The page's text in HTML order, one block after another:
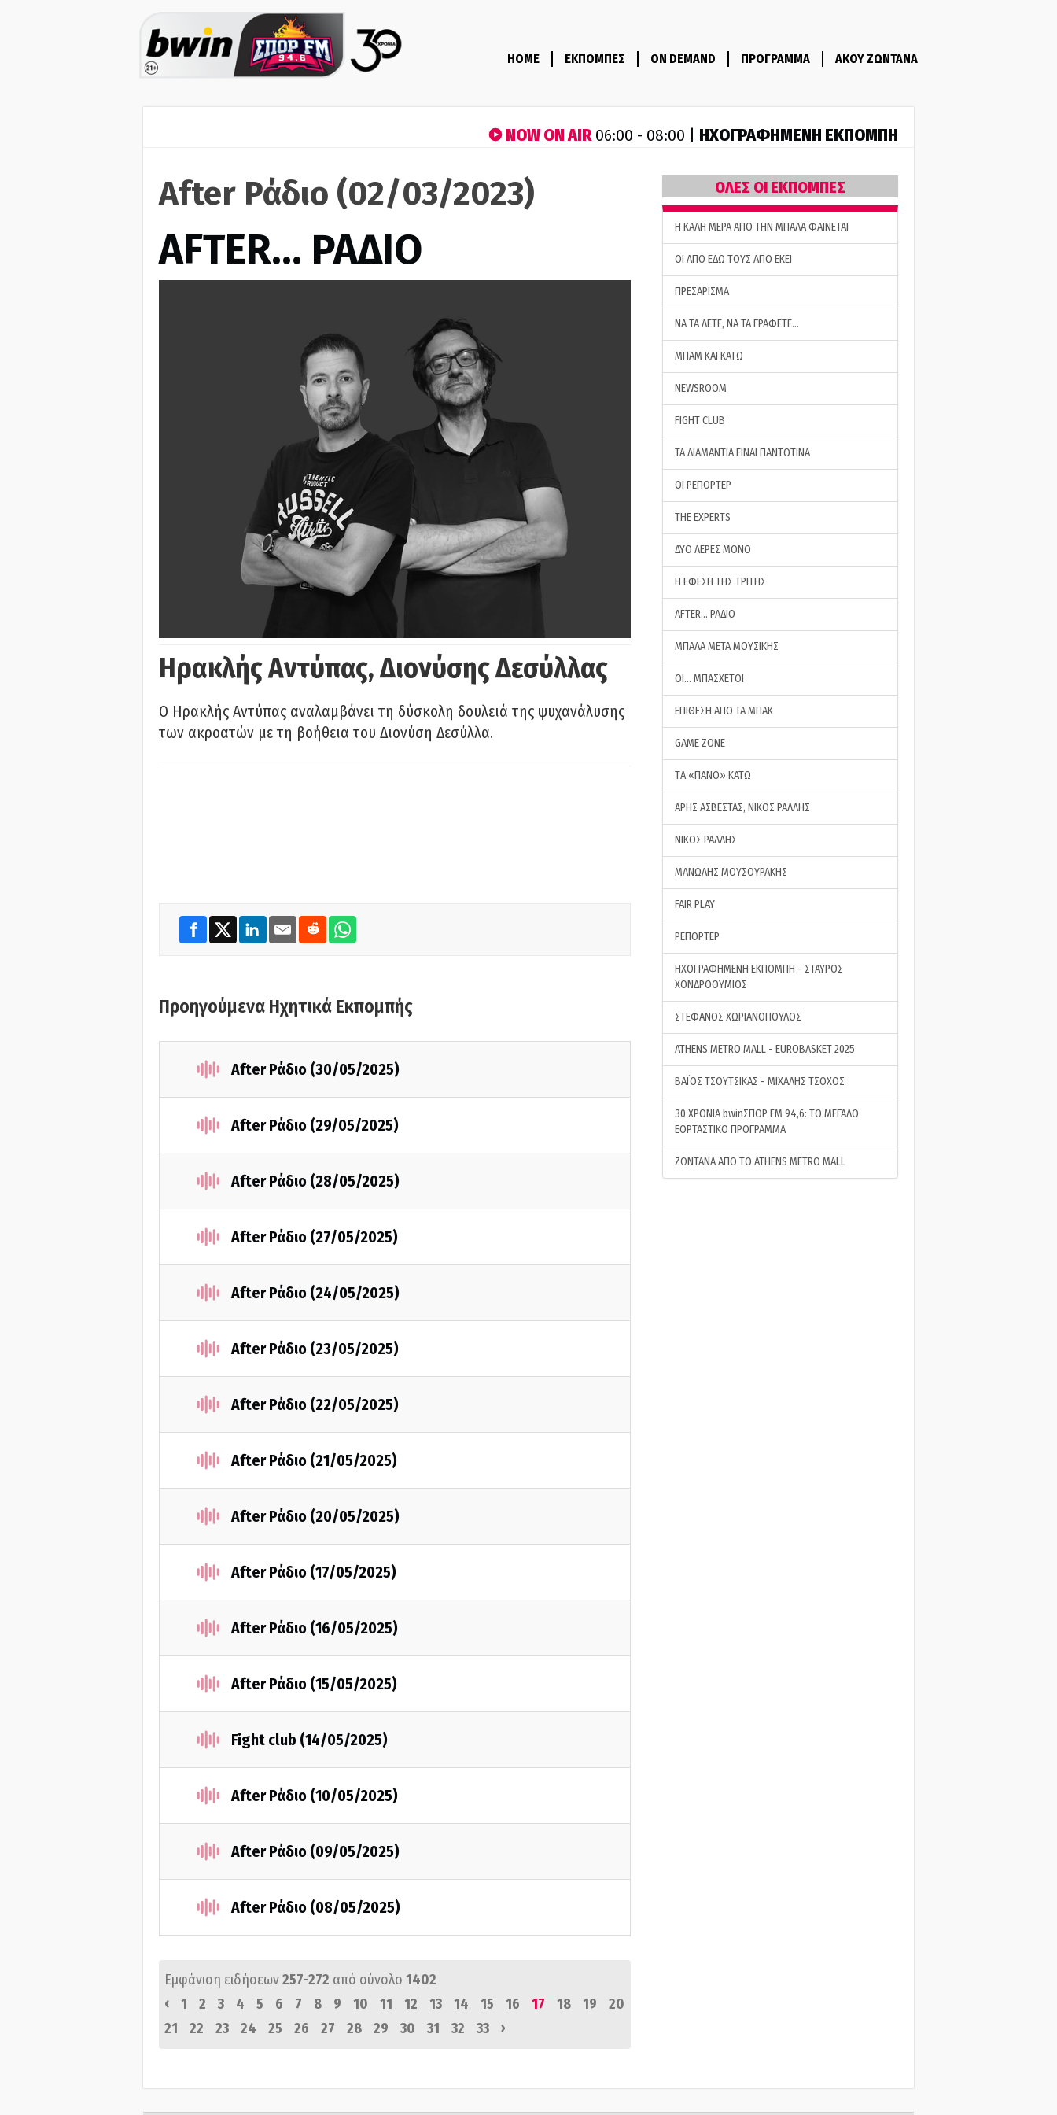
HOME ΕΚΠΟΜΠΕΣ ON DEMAND ΠΡΟΓΡΑΜΜΑ ΑΚΟΥ ΖΩΝΤΑΝΑ
NOW ON AIR06:00 - 08:00 | ΗΧΟΓΡΑΦΗΜΕΝΗ ΕΚΠΟΜΠΗ
After Ράδιο (02/03/2023)
AFTER… ΡΑΔΙΟ
Ηρακλής Αντύπας, Διονύσης Δεσύλλας
Ο Ηρακλής Αντύπας αναλαμβάνει τη δύσκολη δουλειά της ψυχανάλυσης
των ακροατών με τη βοήθεια του Διονύση Δεσύλλα.
Προηγούμενα Ηχητικά Εκπομπής
After Ράδιο (30/05/2025)
After Ράδιο (29/05/2025)
After Ράδιο (28/05/2025)
After Ράδιο (27/05/2025)
After Ράδιο (24/05/2025)
After Ράδιο (23/05/2025)
After Ράδιο (22/05/2025)
After Ράδιο (21/05/2025)
After Ράδιο (20/05/2025)
After Ράδιο (17/05/2025)
After Ράδιο (16/05/2025)
After Ράδιο (15/05/2025)
Fight club (14/05/2025)
After Ράδιο (10/05/2025)
After Ράδιο (09/05/2025)
After Ράδιο (08/05/2025)
Εμφάνιση ειδήσεων257-272 από σύνολο 1402
‹
1 2 3 4 5 6 7 8 9 10 11 12 13 14 15 16 17 18 19
20
21
22 23 24 25 26 27 28 29 30 31 32 33 ›
ΟΛΕΣ ΟΙ ΕΚΠΟΜΠΕΣ
H ΚΑΛΗ ΜΕΡΑ ΑΠΟ ΤΗΝ ΜΠΑΛΑ ΦΑΙΝΕΤΑΙ
ΟΙ ΑΠΟ ΕΔΩ ΤΟΥΣ ΑΠΟ ΕΚΕΙ
ΠΡΕΣΑΡΙΣΜΑ
ΝΑ ΤΑ ΛΕΤΕ, ΝΑ ΤΑ ΓΡΑΦΕΤΕ…
ΜΠΑΜ ΚΑΙ ΚΑΤΩ
NEWSROOM
FIGHT CLUB
ΤΑ ΔΙΑΜΑΝΤΙΑ ΕΙΝΑΙ ΠΑΝΤΟΤΙΝΑ
ΟΙ ΡΕΠΟΡΤΕΡ
THE EXPERTS
ΔΥΟ ΛΕΡΕΣ ΜΟΝΟ
Η ΕΦΕΣΗ ΤΗΣ ΤΡΙΤΗΣ
AFTER… ΡΑΔΙΟ
ΜΠΑΛΑ ΜΕΤΑ ΜΟΥΣΙΚΗΣ
ΟΙ… ΜΠΑΣΧΕΤΟΙ
ΕΠΙΘΕΣΗ ΑΠΟ ΤΑ ΜΠΑΚ
GAME ZONE
ΤA «ΠΑΝΟ» ΚΑΤΩ
ΑΡΗΣ ΑΣΒΕΣΤΑΣ, ΝΙΚΟΣ ΡΑΛΛΗΣ
ΝΙΚΟΣ ΡΑΛΛΗΣ
ΜΑΝΩΛΗΣ ΜΟΥΣΟΥΡΑΚΗΣ
FAIR PLAY
ΡΕΠΟΡΤΕΡ
ΗΧΟΓΡΑΦΗΜΕΝΗ ΕΚΠΟΜΠΗ - ΣΤΑΥΡΟΣ
ΧΟΝΔΡΟΘΥΜΙΟΣ
ΣΤΕΦΑΝΟΣ ΧΩΡΙΑΝΟΠΟΥΛΟΣ
ATHENS METRO MALL - EUROBASKET 2025
ΒΑΪΟΣ ΤΣΟΥΤΣΙΚΑΣ - ΜΙΧΑΛΗΣ ΤΣΟΧΟΣ
30 ΧΡΟΝΙΑ bwinΣΠΟΡ FM 94,6: ΤΟ ΜΕΓΑΛΟ
ΕΟΡΤΑΣΤΙΚΟ ΠΡΟΓΡΑΜΜΑ
ΖΩΝΤΑΝΑ ΑΠΟ ΤΟ ATHENS METRO MALL